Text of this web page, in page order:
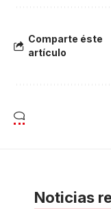
Comparte éste
artículo
Noticias